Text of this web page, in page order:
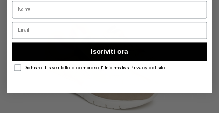
Nome
Email
Iscriviti ora
privacyDichiaro di aver letto e compreso l' Informativa Privacy del sito